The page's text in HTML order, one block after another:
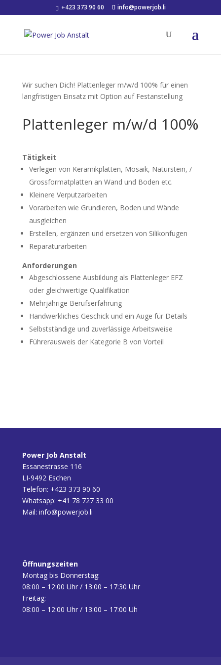
+423 373 90 60 info@powerjob.li
Wir suchen Dich! Plattenleger m/w/d 100% für einen
langfristigen Einsatz mit Option auf Festanstellung
Plattenleger m/w/d 100%
Tätigkeit
Verlegen von Keramikplatten, Mosaik, Naturstein, /
Grossformatplatten an Wand und Boden etc.
Kleinere Verputzarbeiten
Vorarbeiten wie Grundieren, Boden und Wände
ausgleichen
Erstellen, ergänzen und ersetzen von Silikonfugen
Reparaturarbeiten
Anforderungen
Abgeschlossene Ausbildung als Plattenleger EFZ
oder gleichwertige Qualifikation
Mehrjährige Berufserfahrung
Handwerkliches Geschick und ein Auge für Details
Selbstständige und zuverlässige Arbeitsweise
Führerausweis der Kategorie B von Vorteil
Power Job Anstalt
Essanestrasse 116
LI-9492 Eschen
Telefon: +423 373 90 60
Whatsapp: +41 78 727 33 00
Mail: info@powerjob.li
Öffnungszeiten
Montag bis Donnerstag:
08:00 – 12:00 Uhr / 13:00 – 17:30 Uhr
Freitag:
08:00 – 12:00 Uhr / 13:00 – 17:00 Uh